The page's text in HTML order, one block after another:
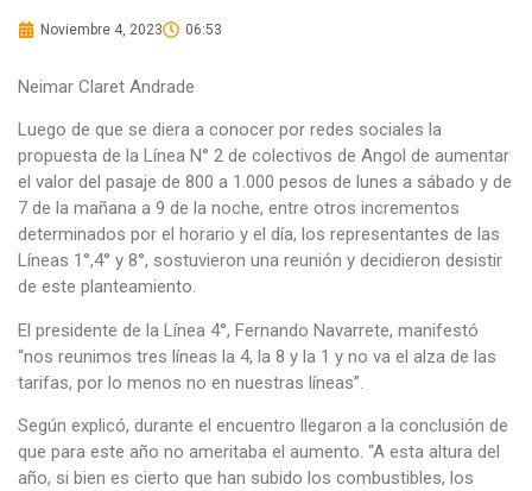
Noviembre 4, 2023 06:53
Neimar Claret Andrade
Luego de que se diera a conocer por redes sociales la
propuesta de la Línea N° 2 de colectivos de Angol de aumentar
el valor del pasaje de 800 a 1.000 pesos de lunes a sábado y de
7 de la mañana a 9 de la noche, entre otros incrementos
determinados por el horario y el día, los representantes de las
Líneas 1°,4° y 8°, sostuvieron una reunión y decidieron desistir
de este planteamiento.
El presidente de la Línea 4°, Fernando Navarrete, manifestó
“nos reunimos tres líneas la 4, la 8 y la 1 y no va el alza de las
tarifas, por lo menos no en nuestras líneas”.
Según explicó, durante el encuentro llegaron a la conclusión de
que para este año no ameritaba el aumento. “A esta altura del
año, si bien es cierto que han subido los combustibles, los